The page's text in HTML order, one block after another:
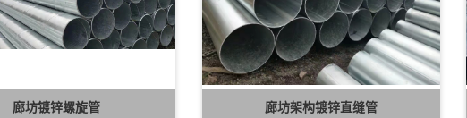
廊坊镀锌螺旋管 廊坊架构镀锌直缝管